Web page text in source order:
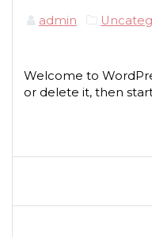
admin
Welcome to
or delete it, then
de